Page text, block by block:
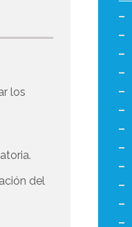
los
del